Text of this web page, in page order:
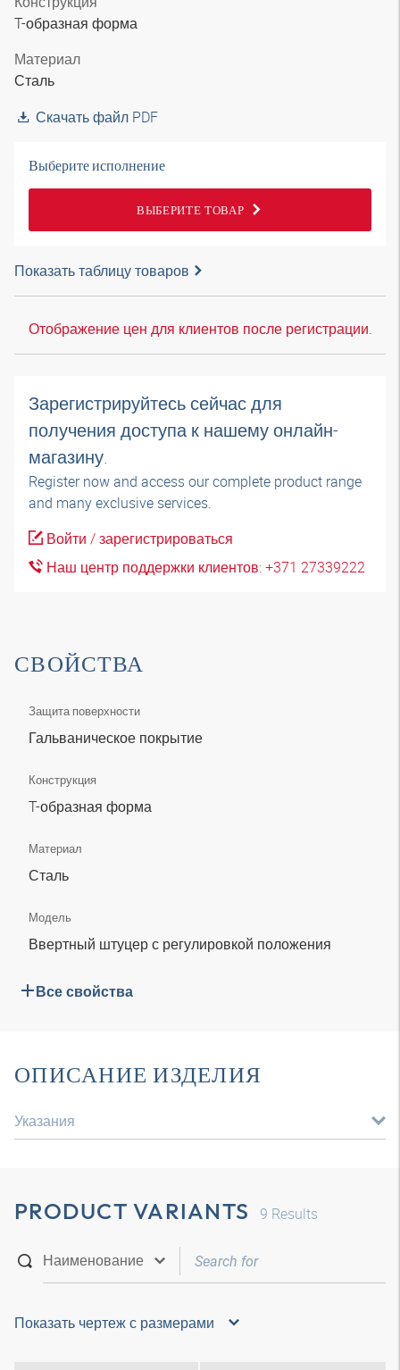
T-образная форма
Материал
Сталь
Скачать файл PDF
Выберите исполнение
ВЫБЕРИТЕ ТОВАР
Показать таблицу товаров
Отображение цен для клиентов после регистрации.
Зарегистрируйтесь сейчас для
получения доступа к нашему онлайн-
магазину.
Register now and access our complete product range
and many exclusive services.
Войти / зарегистрироваться
Наш центр поддержки клиентов: +371 27339222
СВОЙСТВА
Защита поверхности
Гальваническое покрытие
Конструкция
T-образная форма
Материал
Сталь
Модель
Ввертный штуцер с регулировкой положения
Все свойства
ОПИСАНИЕ ИЗДЕЛИЯ
Указания
PRODUCT VARIANTS 9 Results
Показать чертеж с размерами